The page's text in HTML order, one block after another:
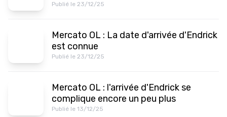
Publié le 23/12/25
Mercato OL : La date d'arrivée d'Endrick
est connue
Publié le 23/12/25
Mercato OL : l'arrivée d'Endrick se
complique encore un peu plus
Publié le 13/12/25